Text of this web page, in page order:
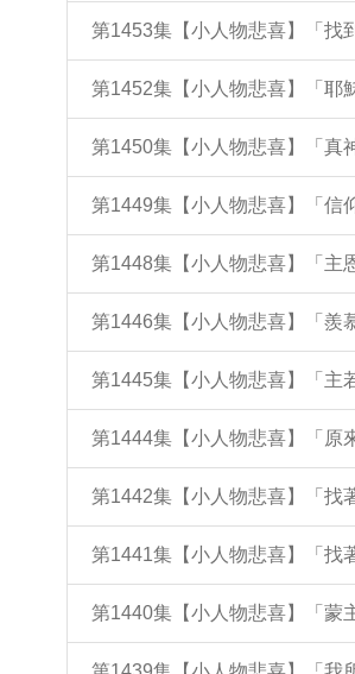
第1453集【小人物悲喜】「找
第1452集【小人物悲喜】「耶
第1450集【小人物悲喜】「真
第1449集【小人物悲喜】「信
第1448集【小人物悲喜】「主
第1446集【小人物悲喜】「羨
第1445集【小人物悲喜】「主
第1444集【小人物悲喜】「原
第1442集【小人物悲喜】「找
第1441集【小人物悲喜】「找
第1440集【小人物悲喜】「蒙